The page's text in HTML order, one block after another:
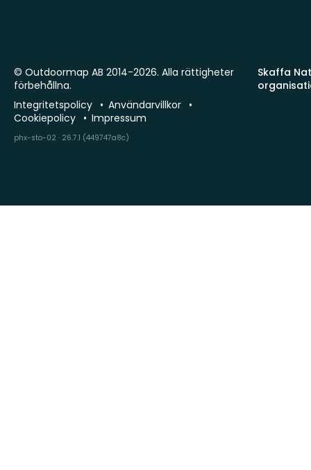
Skaffa
© Outdoormap AB 2014-2026. Alla rättigheter
förbehållna.
Integritetspolicy
Användarvillkor
Cookiepolicy
Impressum
phx-sto-02 · 26.7.1 (449747a8c)